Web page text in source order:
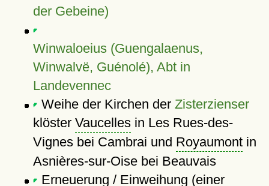
der Gebeine)
Winwaloeius (Guengalaenus,
Winwalvë, Guénolé), Abt in
Landevennec
Weihe der Kirchen der Zisterzienser
klöster Vaucellesin Les Rues-des-
Vignes bei Cambrai und Royaumontin
Asnières-sur-Oise bei Beauvais
Erneuerung / Einweihung (einer